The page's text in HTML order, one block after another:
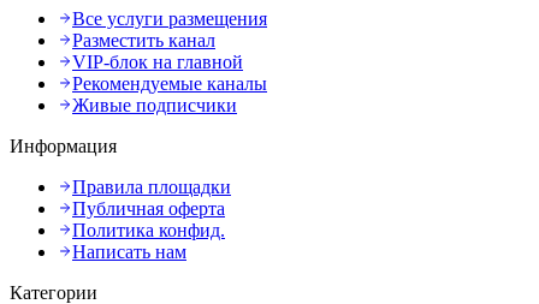
Все услуги размещения
Разместить канал
VIP-блок на главной
Рекомендуемые каналы
Живые подписчики
Информация
Правила площадки
Публичная оферта
Политика конфид.
Написать нам
Категории